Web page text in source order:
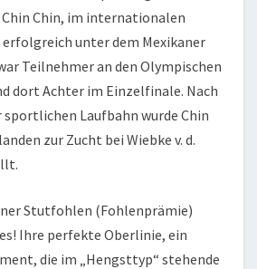
Chin, im internationalen
unter dem Mexikaner
Teilnehmer an den Olympischen
dort Achter im Einzelfinale. Nach
sportlichen Laufbahn wurde Chin
zur Zucht bei Wiebke v. d.
Stutfohlen (Fohlenprämie)
Ihre perfekte Oberlinie, ein
die im „Hengsttyp“ stehende